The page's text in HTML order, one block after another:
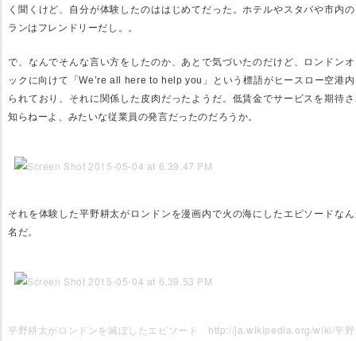
く聞くけど、自分が体験したのははじめてだった。ホテルやスタバや市内
ランはフレンドリーだし。。
で、なんでそんな言い方をしたのか、あとで気づいたのだけど、ロンドン
ックに向けて「We’re all here to help you」という標語がヒースロー空港
られており、それに関係した皮肉だったようだ。低賃金でサービスを期待
知らねーよ、みたいな従業員の発言だったのだろうか。
それを体験した平野耕太がロンドンを漫画内で火の海にしたエピソードな
名だ。
平野耕太がロンドンを滅ぼしたエピソード http://ja.wikipedia.org/wiki/平